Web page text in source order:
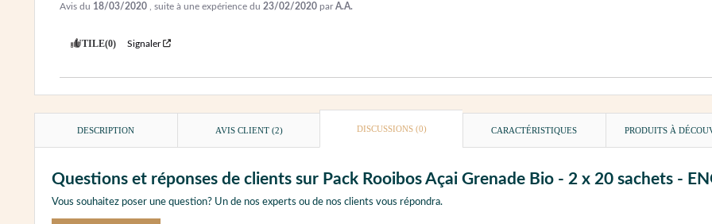
Avis du 18/03/2020 , suite à une expérience du 23/02/2020 parA.A.
UTILE(0) Signaler
DESCRIPTION AVIS CLIENT (2) DISCUSSIONS (0) CARACTÉRISTIQUES PRODUITS À
Questions et réponses de clients sur Pack Rooibos Açai Grenade Bio - 2 x 20 sachets -
Vous souhaitez poser une question? Un de nos experts ou de nos clients vous répondra.